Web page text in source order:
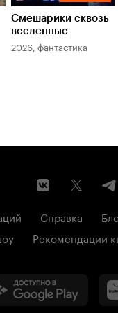
Смешарики сквозь
вселенные
2026, фантастика
Справка
Рекомендации